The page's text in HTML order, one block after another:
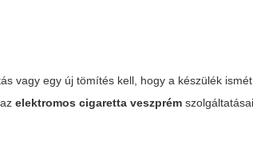
vagy egy új tömítés kell, hogy a készülék
azelektromos cigaretta veszprém